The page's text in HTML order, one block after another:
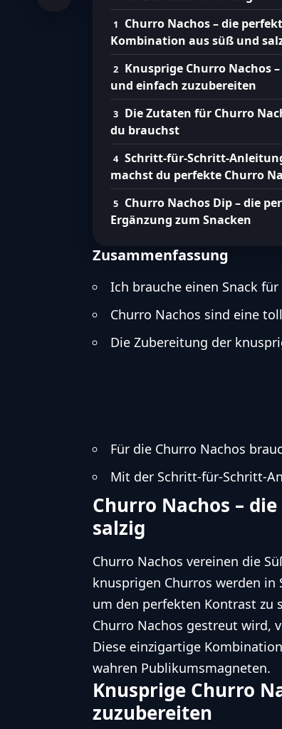
Churro Nachos – die
Kombination aus süß und
Knusprige Churro Nachos
und einfach zuzubereiten
Die Zutaten für Churro
du brauchst
Schritt-für-Schritt-
machst du perfekte Churro
Churro Nachos Dip – die
Ergänzung zum Snacken
Zusammenfassung
Ich brauche einen Snack
Churro Nachos sind eine
Die Zubereitung der
Für die Churro Nachos
Mit der Schritt-für-Schritt-
Churro Nachos –
salzig
Churro Nachos vereinen die
knusprigen Churros werden
um den perfekten Kontrast zu
Churro Nachos gestreut wird,
Diese einzigartige
wahren Publikumsmagneten.
Knusprige Churro
zuzubereiten